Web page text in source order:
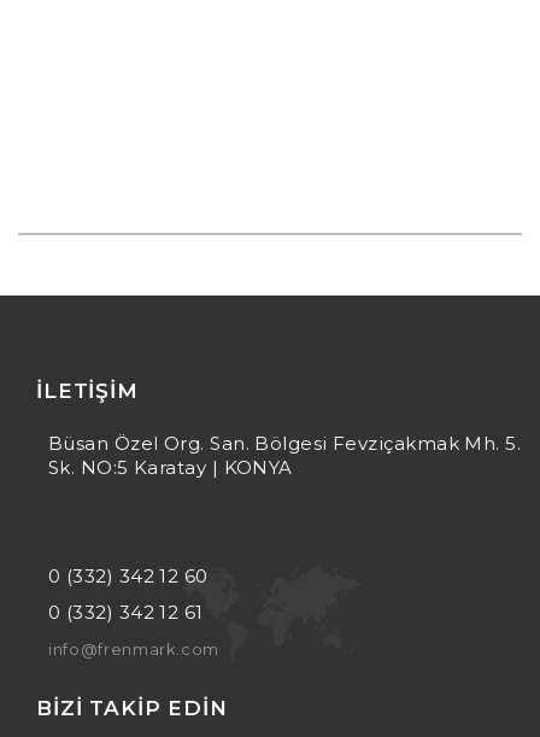
İLETIŞIM
Büsan Özel Org. San. Bölgesi Fevziçakmak Mh. 5.
Sk. NO:5 Karatay | KONYA
0 (332) 342 12 60
0 (332) 342 12 61
info@frenmark.com
BIZI TAKIP EDIN